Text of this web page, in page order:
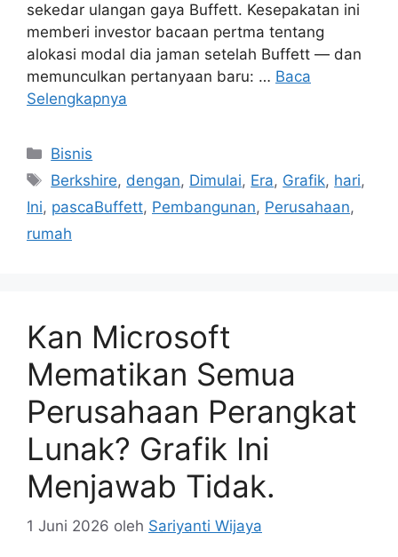
sekedar ulangan gaya Buffett. Kesepakatan ini
memberi investor bacaan pertma tentang
alokasi modal dia jaman setelah Buffett — dan
memunculkan pertanyaan baru: … Baca
Selengkapnya
Kategori
Bisnis
Tag
Berkshire, dengan, Dimulai, Era, Grafik, hari,
Ini, pascaBuffett, Pembangunan, Perusahaan,
rumah
Kan Microsoft
Mematikan Semua
Perusahaan Perangkat
Lunak? Grafik Ini
Menjawab Tidak.
1 Juni 2026 oleh Sariyanti Wijaya